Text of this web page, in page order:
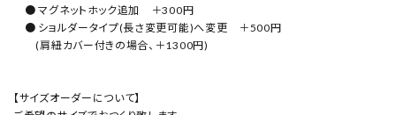
● マグネットホック追加 ＋300円
● ショルダータイプ(長さ変更可能)へ変更 ＋500円
(肩紐カバー付きの場合、＋1300円)
【サイズオーダーについて】